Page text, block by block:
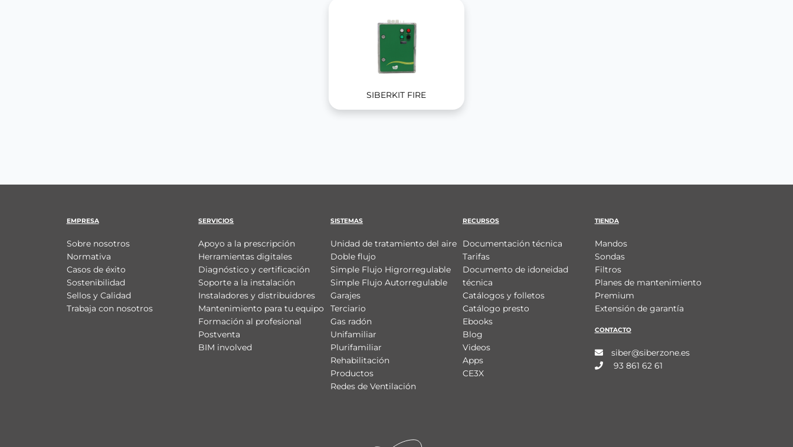
SIBERKIT FIRE
EMPRESA
Sobre nosotros
Normativa
Casos de éxito
Sostenibilidad
Sellos y Calidad
Trabaja con nosotros
SERVICIOS
Apoyo a la prescripción
Herramientas digitales
Diagnóstico y certificación
Soporte a la instalación
Instaladores y distribuidores
Mantenimiento para tu equipo
Formación al profesional
Postventa
BIM involved
SISTEMAS
Unidad de tratamiento del aire
Doble flujo
Simple Flujo Higrorregulable
Simple Flujo Autorregulable
Garajes
Terciario
Gas radón
Unifamiliar
Plurifamiliar
Rehabilitación
Productos
Redes de Ventilación
RECURSOS
Documentación técnica
Tarifas
Documento de idoneidad
técnica
Catálogos y folletos
Catálogo presto
Ebooks
Blog
Videos
Apps
CE3X
TIENDA
Mandos
Sondas
Filtros
Planes de mantenimiento
Premium
Extensión de garantía
CONTACTO
siber@siberzone.es
93 861 62 61